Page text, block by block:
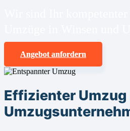
Angebot anfordern
Effizienter Umzug